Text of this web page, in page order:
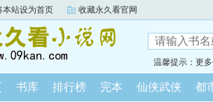
本站设为首页 收藏永久看官网
温馨提示：更
书库 排行榜 完本 仙侠武侠 都